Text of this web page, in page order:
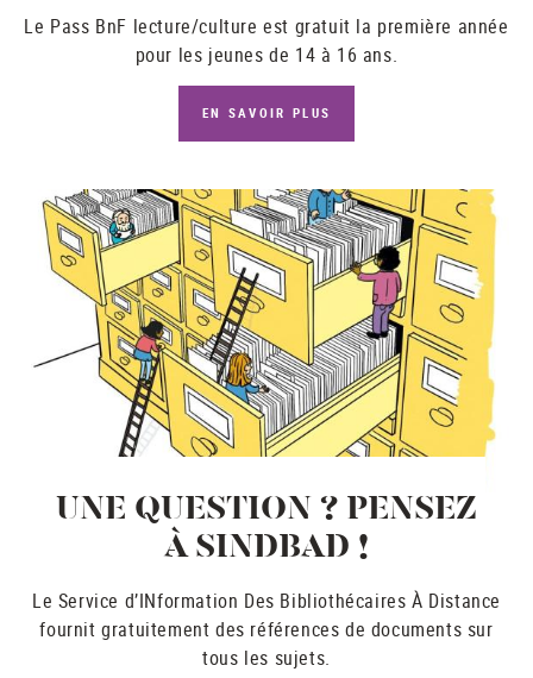
Le Pass BnF lecture/culture est gratuit la première année
pour les jeunes de 14 à 16 ans.
EN SAVOIR PLUS
UNE QUESTION ? PENSEZ
À SINDBAD !
Le Service d’INformation Des Bibliothécaires À Distance
fournit gratuitement des références de documents sur
tous les sujets.